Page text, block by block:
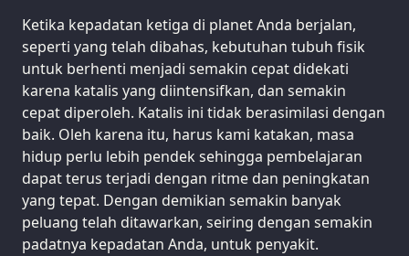
Ketika kepadatan ketiga di planet Anda berjalan,
seperti yang telah dibahas, kebutuhan tubuh fisik
untuk berhenti menjadi semakin cepat didekati
karena katalis yang diintensifkan, dan semakin
cepat diperoleh. Katalis ini tidak berasimilasi dengan
baik. Oleh karena itu, harus kami katakan, masa
hidup perlu lebih pendek sehingga pembelajaran
dapat terus terjadi dengan ritme dan peningkatan
yang tepat. Dengan demikian semakin banyak
peluang telah ditawarkan, seiring dengan semakin
padatnya kepadatan Anda, untuk penyakit.